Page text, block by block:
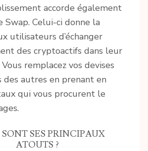
accorde également
Swap. Celui-ci donne la
utilisateurs d’échanger
des cryptoactifs dans leur
remplacez vos devises
des autres en prenant en
qui vous procurent le
SES PRINCIPAUX
ATOUTS ?